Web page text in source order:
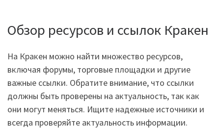
Обзор ресурсов и ссылок Кракен
На Кракен можно найти множество ресурсов,
включая форумы, торговые площадки и другие
важные ссылки. Обратите внимание, что ссылки
должны быть проверены на актуальность, так как
они могут меняться. Ищите надежные источники и
всегда проверяйте актуальность информации.